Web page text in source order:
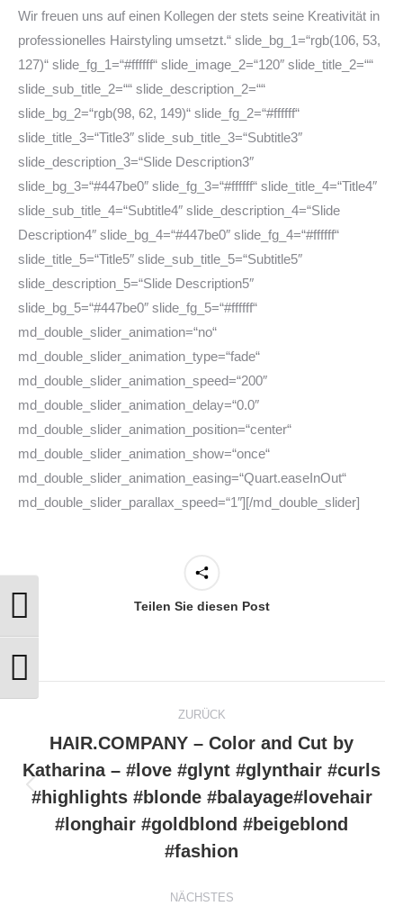
Umschalten auf hohe Kontraste
Wir freuen uns auf einen Kollegen der stets seine Kreativität in
professionelles Hairstyling umsetzt.“ slide_bg_1=“rgb(106, 53,
127)“ slide_fg_1=“#ffffff“ slide_image_2=“120″ slide_title_2=““
slide_sub_title_2=““ slide_description_2=““
slide_bg_2=“rgb(98, 62, 149)“ slide_fg_2=“#ffffff“
slide_title_3=“Title3″ slide_sub_title_3=“Subtitle3″
slide_description_3=“Slide Description3″
slide_bg_3=“#447be0″ slide_fg_3=“#ffffff“ slide_title_4=“Title4″
slide_sub_title_4=“Subtitle4″ slide_description_4=“Slide
Description4″ slide_bg_4=“#447be0″ slide_fg_4=“#ffffff“
slide_title_5=“Title5″ slide_sub_title_5=“Subtitle5″
slide_description_5=“Slide Description5″
slide_bg_5=“#447be0″ slide_fg_5=“#ffffff“
md_double_slider_animation=“no“
md_double_slider_animation_type=“fade“
md_double_slider_animation_speed=“200″
md_double_slider_animation_delay=“0.0″
md_double_slider_animation_position=“center“
md_double_slider_animation_show=“once“
md_double_slider_animation_easing=“Quart.easeInOut“
md_double_slider_parallax_speed=“1″][/md_double_slider]
Teilen Sie diesen Post
Kommentarnavigation
ZURÜCK
Vorheriger
Beitrag:
HAIR.COMPANY – Color and Cut by
Katharina – #love #glynt #glynthair #curls
#highlights #blonde #balayage#lovehair
#longhair #goldblond #beigeblond
#fashion
NÄCHSTES